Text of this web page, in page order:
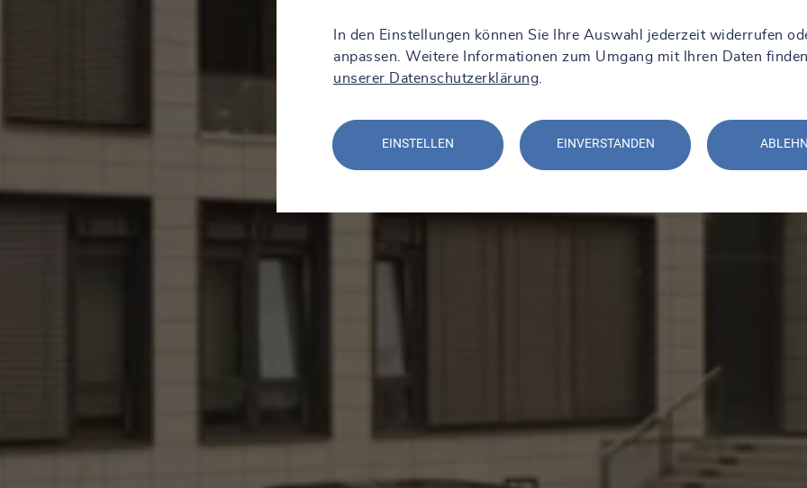
In den Einstellungen können Sie Ihre Auswahl jederzeit widerrufen
anpassen. Weitere Informationen zum Umgang mit Ihren Daten
unserer Datenschutzerklärung
EINSTELLEN EINVERSTANDEN